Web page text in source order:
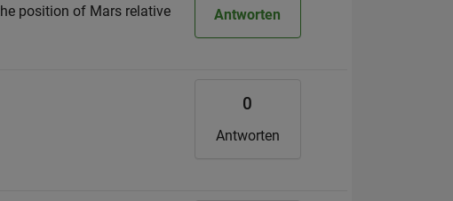
position of Mars relative
Antworten
0
Antworten